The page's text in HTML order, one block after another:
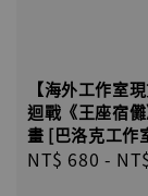
【海外工作室
迴戰《王座宿
畫 [巴洛克工作
Regular
NT$ 680 -